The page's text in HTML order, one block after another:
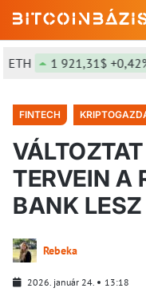
1 921,31$ +0,42%
FINTECH
TERVEIN A
BANK
Rebeka
2026. január 24.
13:18